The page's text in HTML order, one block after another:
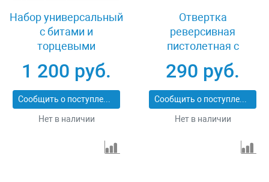
Набор универсальный
с битами и
торцевыми
головками, 78 шт, CrV
Matrix 11785
1 200 руб.
Сообщить о поступлении
Нет в наличии
Отвертка
реверсивная
пистолетная с
насадками 21
предмет Зубр ПРОФИ
25411-H21
290 руб.
Сообщить о поступлении
Нет в наличии